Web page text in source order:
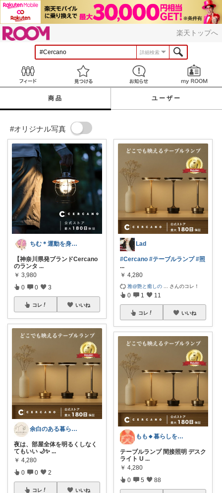
楽天トップへ
詳細検索
見つける お知らせ
商品 ユーザー
#オリジナル写真
ちむ＊運動を身近に、ハッピーに＊
【神奈川県発ブランドCercano
のランタ ...
￥ 3,980
0 0 3
コレ いいね
余白のある暮らし｜住まいのプロが選ぶもの
夜は、部屋全体を明るくしなく
てもいい 🌙✨ ...
￥ 4,280
0 0 2
コレ いいね
Lad
#Cercano #テーブルランプ #照
...
￥ 4,280
雅@艶と癒しの さんのコレ！
0 1 11
コレ いいね
もも🔸暮らしを充実させるものたち🔸
テーブルランプ 間接照明 デスク
ライト U ...
￥ 4,280
0 5 88